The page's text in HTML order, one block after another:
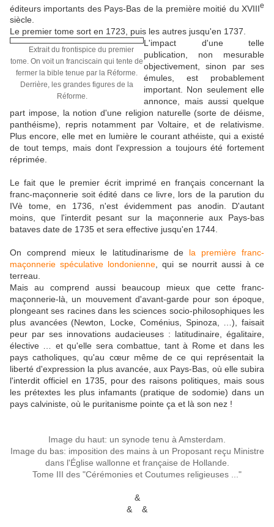
éditeurs importants des Pays-Bas de la première moitié du XVIIIe
siècle.
Le premier tome sort en 1723, puis les autres jusqu'en 1737.
Extrait du frontispice du premier
tome. On voit un franciscain qui tente de
fermer la bible tenue par la Réforme.
Derrière, les grandes figures de la
Réforme.
L'impact d'une telle
publication, non mesurable
objectivement, sinon par ses
émules, est probablement
important. Non seulement elle
annonce, mais aussi quelque
part impose, la notion d'une religion naturelle (sorte de déisme,
panthéisme), repris notamment par Voltaire, et de relativisme.
Plus encore, elle met en lumière le courant athéiste, qui a existé
de tout temps, mais dont l'expression a toujours été fortement
réprimée.
Le fait que le premier écrit imprimé en français concernant la
franc-maçonnerie soit édité dans ce livre, lors de la parution du
IVè tome, en 1736, n'est évidemment pas anodin. D'autant
moins, que l'interdit pesant sur la maçonnerie aux Pays-bas
bataves date de 1735 et sera effective jusqu'en 1744.
On comprend mieux le latitudinarisme de la première franc-
maçonnerie spéculative londonienne, qui se nourrit aussi à ce
terreau.
Mais au comprend aussi beaucoup mieux que cette franc-
maçonnerie-là, un mouvement d'avant-garde pour son époque,
plongeant ses racines dans les sciences socio-philosophiques les
plus avancées (Newton, Locke, Coménius, Spinoza, …), faisait
peur par ses innovations audacieuses : latitudinaire, égalitaire,
élective … et qu'elle sera combattue, tant à Rome et dans les
pays catholiques, qu'au cœur même de ce qui représentait la
liberté d'expression la plus avancée, aux Pays-Bas, où elle subira
l'interdit officiel en 1735, pour des raisons politiques, mais sous
les prétextes les plus infamants (pratique de sodomie) dans un
pays calviniste, où le puritanisme pointe ça et là son nez !
Image du haut: un synode tenu à Amsterdam.
Image du bas: imposition des mains à un Proposant reçu Ministre
dans l'Église wallonne et française de Hollande.
Tome III des "Cérémonies et Coutumes religieuses ..."
&
& &